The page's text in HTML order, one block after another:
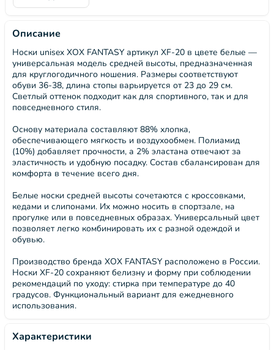
Описание
Носки unisex ХОХ FANTASY артикул XF-20 в цвете белые —
универсальная модель средней высоты, предназначенная
для круглогодичного ношения. Размеры соответствуют
обуви 36-38, длина стопы варьируется от 23 до 29 см.
Светлый оттенок подходит как для спортивного, так и для
повседневного стиля.
Основу материала составляют 88% хлопка,
обеспечивающего мягкость и воздухообмен. Полиамид
(10%) добавляет прочности, а 2% эластана отвечают за
эластичность и удобную посадку. Состав сбалансирован для
комфорта в течение всего дня.
Белые носки средней высоты сочетаются с кроссовками,
кедами и слипонами. Их можно носить в спортзале, на
прогулке или в повседневных образах. Универсальный цвет
позволяет легко комбинировать их с разной одеждой и
обувью.
Производство бренда ХОХ FANTASY расположено в России.
Носки XF-20 сохраняют белизну и форму при соблюдении
рекомендаций по уходу: стирка при температуре до 40
градусов. Функциональный вариант для ежедневного
использования.
Характеристики